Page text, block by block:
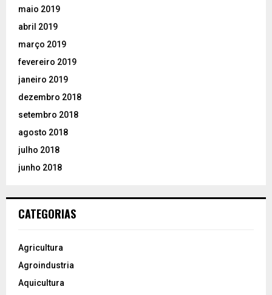
maio 2019
abril 2019
março 2019
fevereiro 2019
janeiro 2019
dezembro 2018
setembro 2018
agosto 2018
julho 2018
junho 2018
CATEGORIAS
Agricultura
Agroindustria
Aquicultura